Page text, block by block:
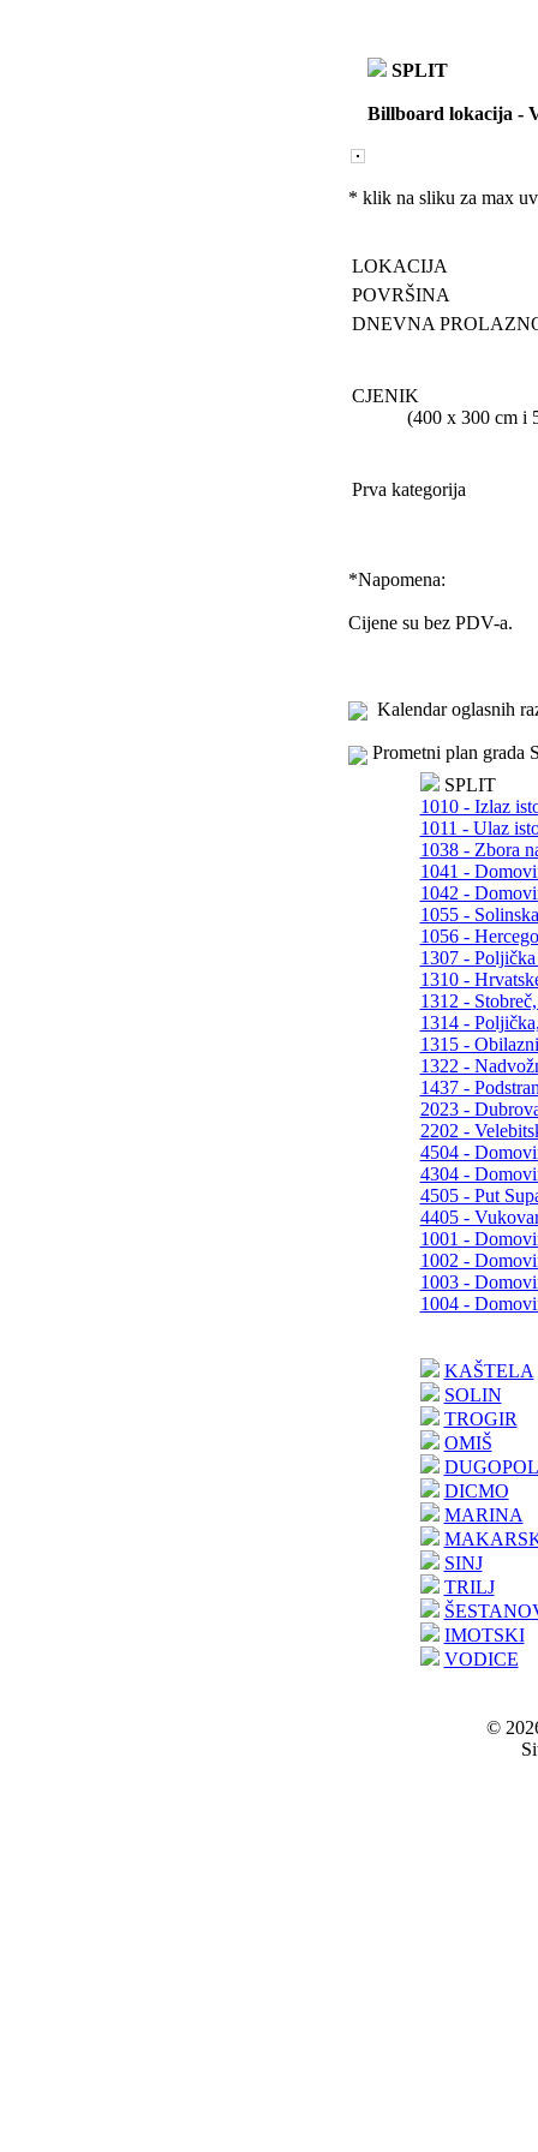
SPLIT
Billboard lokacija -
* klik na sliku za max
LOKACIJA
POVRŠINA
DNEVNA
CJENIK
(400 x 300 cm i
Prva kategorija
*Napomena:
Cijene su bez PDV-a.
Kalendar oglasnih
Prometni plan grada
SPLIT
1010 - Izlaz
1011 - Ulaz
1038 - Zbora
1041 -
1042 -
1055 -
1056 -
1307 -
1310 -
1312 -
1314 -
1315 -
1322 -
1437 -
2023 -
2202 -
4504 -
4304 -
4505 - Put
4405 -
1001 -
1002 -
1003 -
1004 -
KAŠTELA
SOLIN
TROGIR
OMIŠ
DICMO
MARINA
SINJ
TRILJ
IMOTSKI
VODICE
©